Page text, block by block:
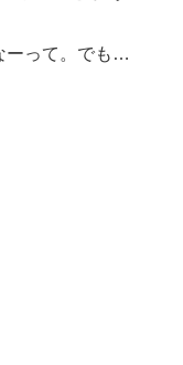
ーって。でも…